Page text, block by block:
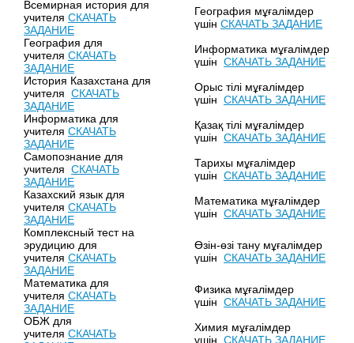
Всемирная история для
учителя СКАЧАТЬ
ЗАДАНИЕ
География мұғалімдер
үшін СКАЧАТЬ ЗАДАНИЕ
География для
учителя СКАЧАТЬ
ЗАДАНИЕ
Информатика мұғалімдер
үшін СКАЧАТЬ ЗАДАНИЕ
История Казахстана для
учителя СКАЧАТЬ
ЗАДАНИЕ
Орыс тілі мұғалімдер
үшін СКАЧАТЬ ЗАДАНИЕ
Информатика для
учителя СКАЧАТЬ
ЗАДАНИЕ
Қазақ тілі мұғалімдер
үшін СКАЧАТЬ ЗАДАНИЕ
Самопознание для
учителя СКАЧАТЬ
ЗАДАНИЕ
Тарихы мұғалімдер
үшін СКАЧАТЬ ЗАДАНИЕ
Казахский язык для
учителя СКАЧАТЬ
ЗАДАНИЕ
Математика мұғалімдер
үшін СКАЧАТЬ ЗАДАНИЕ
Комплексный тест на
эрудицию для
учителя СКАЧАТЬ
ЗАДАНИЕ
Өзін-өзі тану мұғалімдер
үшін СКАЧАТЬ ЗАДАНИЕ
Математика для
учителя СКАЧАТЬ
ЗАДАНИЕ
Физика мұғалімдер
үшін СКАЧАТЬ ЗАДАНИЕ
ОБЖ для
учителя СКАЧАТЬ
Химия мұғалімдер
үшін СКАЧАТЬ ЗАДАНИЕ